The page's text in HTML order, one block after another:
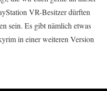
VR-Besitzer dürften
sein. Es gibt nämlich etwas
in einer weiteren Version